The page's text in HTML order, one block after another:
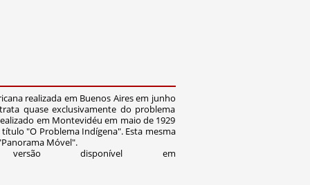
realizada em Buenos Aires em junho
quase exclusivamente do problema
em Montevidéu em maio de 1929
"O Problema Indígena". Esta mesma
Móvel".
disponível em